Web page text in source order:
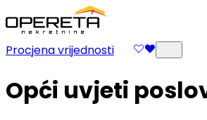
Procjena vrijednosti
Opći uvjeti